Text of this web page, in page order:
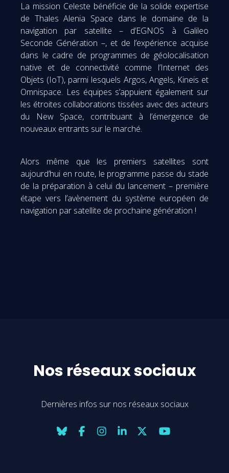
La mission Celeste bénéficie de la solide expertise
de Thales Alenia Space dans le domaine de la
navigation par satellite – d’EGNOS à Galileo
Seconde Génération –, et de l’expérience acquise
dans le cadre de programmes de géolocalisation
native et de connectivité comme l’Internet des
Objets (IoT), parmi lesquels Argos, Angels, Kineis et
Omnispace. Les équipes s’appuient également sur
les étroites collaborations tissées avec des acteurs
du New Space, contribuant à l’émergence de
nouveaux entrants sur le marché.
Alors même que les premiers satellites sont
aujourd’hui en route, le programme passe du stade
de la préparation à celui du lancement – première
étape vers l’avènement du système européen de
navigation par satellite de prochaine génération !
Nos réseaux sociaux
Dernières infos sur nos réseaux sociaux